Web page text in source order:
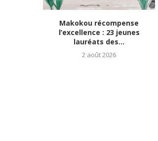
Makokou récompense
l’excellence : 23 jeunes
lauréats des...
2 août 2026